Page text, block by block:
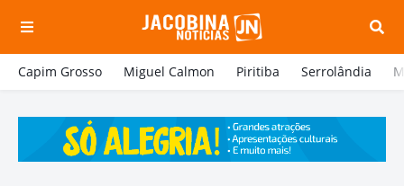
Capim Grosso Miguel Calmon Piritiba Serrolândia